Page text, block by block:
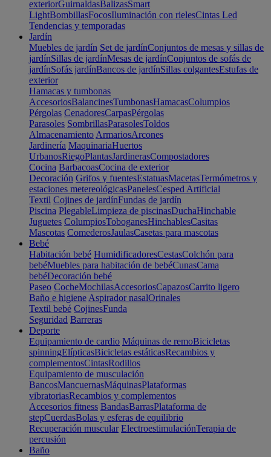
exteriorGuirnaldasBalizasSmart
LightBombillasFocosIluminación con rielesCintas Led
Tendencias y temporadas
Jardín
Muebles de jardín Set de jardínConjuntos de mesas y sillas de
jardínSillas de jardínMesas de jardínConjuntos de sofás de
jardínSofás jardínBancos de jardínSillas colgantesEstufas de
exterior
Hamacas y tumbonas
AccesoriosBalancinesTumbonasHamacasColumpios
Pérgolas CenadoresCarpasPérgolas
Parasoles SombrillasParasolesToldos
Almacenamiento ArmariosArcones
Jardinería MaquinariaHuertos
UrbanosRiegoPlantasJardinerasCompostadores
Cocina BarbacoasCocina de exterior
Decoración Grifos y fuentesEstatuasMacetasTermómetros y
estaciones metereológicasPanelesCesped Artificial
Textil Cojines de jardínFundas de jardín
Piscina PlegableLimpieza de piscinasDuchaHinchable
Juguetes ColumpiosToboganesHinchablesCasitas
Mascotas ComederosJaulasCasetas para mascotas
Bebé
Habitación bebé HumidificadoresCestasColchón para
bebéMuebles para habitación de bebéCunasCama
bebéDecoración bebé
Paseo CocheMochilasAccesoriosCapazosCarrito ligero
Baño e higiene Aspirador nasalOrinales
Textil bebé CojinesFunda
Seguridad Barreras
Deporte
Equipamiento de cardio Máquinas de remoBicicletas
spinningElípticasBicicletas estáticasRecambios y
complementosCintasRodillos
Equipamiento de musculación
BancosMancuernasMáquinasPlataformas
vibratoriasRecambios y complementos
Accesorios fitness BandasBarrasPlataforma de
stepCuerdasBolas y esferas de equilibrio
Recuperación muscular ElectroestimulaciónTerapia de
percusión
Baño